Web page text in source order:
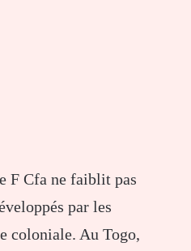
F Cfa ne faiblit pas
par les
coloniale. Au Togo,